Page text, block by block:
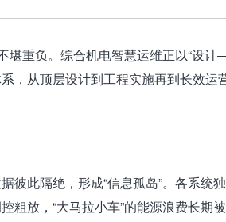
堪重负。综合机电智慧运维正以“设
，从顶层设计到工程实施再到长效运
此隔绝，形成“信息孤岛”。各系统
放，“大马拉小车”的能源浪费长期被